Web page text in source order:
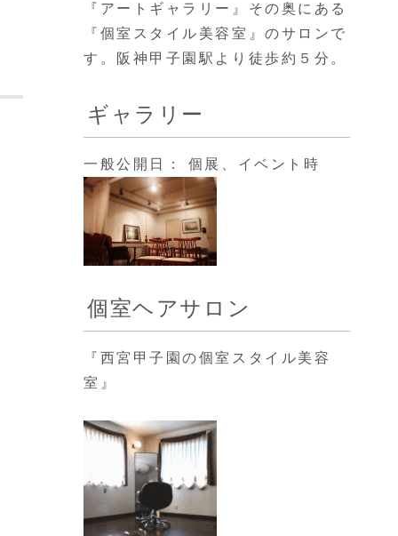
『アートギャラリー』その奥にある
『個室スタイル美容室』のサロンで
す。阪神甲子園駅より徒歩約５分。
ギャラリー
一般公開日： 個展、イベント時
個室ヘアサロン
『西宮甲子園の個室スタイル美容
室』